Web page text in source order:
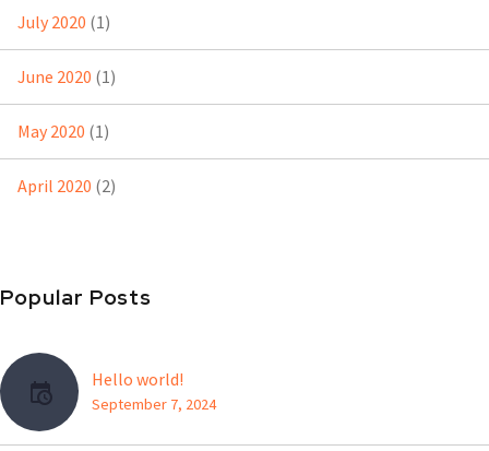
July 2020 (1)
June 2020 (1)
May 2020 (1)
April 2020 (2)
Popular Posts
Hello world!
September 7, 2024